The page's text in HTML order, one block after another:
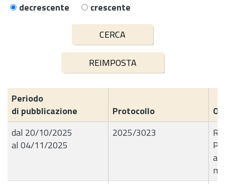
decrescente
crescente
Periodo
di pubblicazione
Protocollo
dal 20/10/2025
al 04/11/2025
2025/3023